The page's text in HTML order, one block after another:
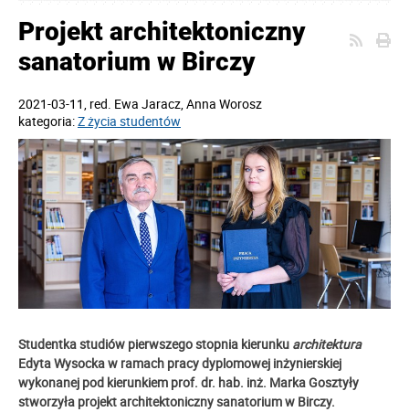
Projekt architektoniczny
sanatorium w Birczy
2021-03-11, red. Ewa Jaracz, Anna Worosz
kategoria:Z życia studentów
Studentka studiów pierwszego stopnia kierunku architektura
Edyta Wysocka w ramach pracy dyplomowej inżynierskiej
wykonanej pod kierunkiem prof. dr. hab. inż. Marka Gosztyły
stworzyła projekt architektoniczny sanatorium w Birczy.